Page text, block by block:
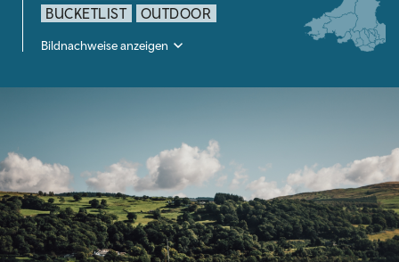
BUCKETLIST
OUTDOOR
Bildnachweise anzeigen